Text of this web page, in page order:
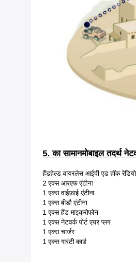
5. का सामानमोबाइल तदर्थ
हैंडहेल्ड वायरलेस आईपी एड हॉक
2 एक्स आरएफ एंटीना
1 एक्स वाईफ़ाई एंटीना
1 एक्स बीडौ एंटीना
1 एक्स हैंड माइक्रोफोन
1 एक्स नेटवर्क पोर्ट एयर प्लग
1 एक्स चार्जर
1 एक्स गारंटी कार्ड